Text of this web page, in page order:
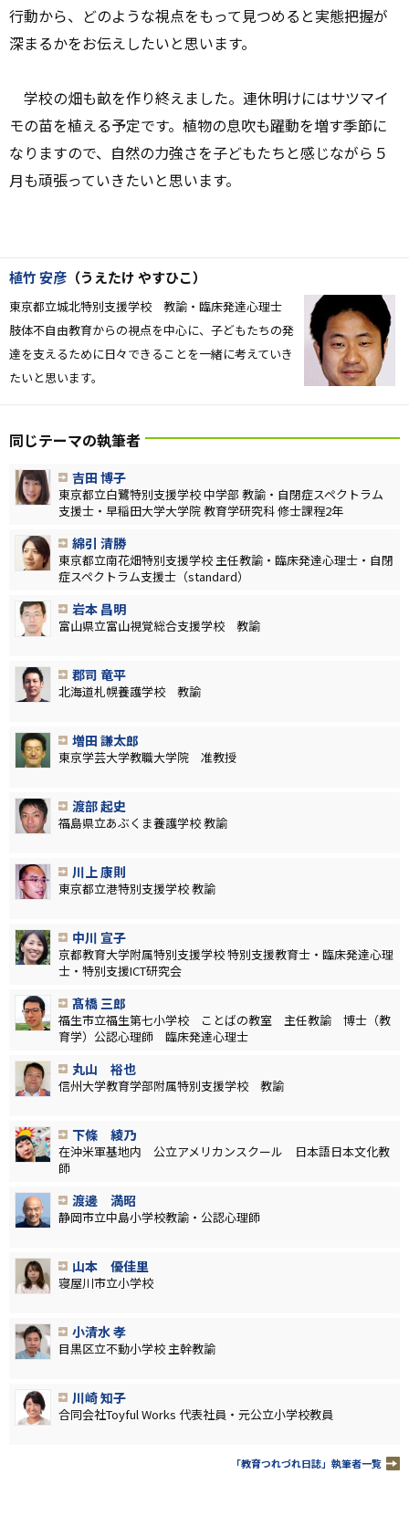
行動から、どのような視点をもって見つめると実態把握が
深まるかをお伝えしたいと思います。
学校の畑も畝を作り終えました。連休明けにはサツマイ
モの苗を植える予定です。植物の息吹も躍動を増す季節に
なりますので、自然の力強さを子どもたちと感じながら５
月も頑張っていきたいと思います。
植竹 安彦 （うえたけ やすひこ）
東京都立城北特別支援学校 教諭・臨床発達心理士
肢体不自由教育からの視点を中心に、子どもたちの発
達を支えるために日々できることを一緒に考えていき
たいと思います。
同じテーマの執筆者
吉田 博子
東京都立白鷺特別支援学校 中学部 教諭・自閉症スペクトラム
支援士・早稲田大学大学院 教育学研究科 修士課程2年
綿引 清勝
東京都立南花畑特別支援学校 主任教諭・臨床発達心理士・自閉
症スペクトラム支援士（standard）
岩本 昌明
富山県立富山視覚総合支援学校 教諭
郡司 竜平
北海道札幌養護学校 教諭
増田 謙太郎
東京学芸大学教職大学院 准教授
渡部 起史
福島県立あぶくま養護学校 教諭
川上 康則
東京都立港特別支援学校 教諭
中川 宣子
京都教育大学附属特別支援学校 特別支援教育士・臨床発達心理
士・特別支援ICT研究会
髙橋 三郎
福生市立福生第七小学校 ことばの教室 主任教諭 博士（教
育学）公認心理師 臨床発達心理士
丸山 裕也
信州大学教育学部附属特別支援学校 教諭
下條 綾乃
在沖米軍基地内 公立アメリカンスクール 日本語日本文化教
師
渡邊 満昭
静岡市立中島小学校教諭・公認心理師
山本 優佳里
寝屋川市立小学校
小清水 孝
目黒区立不動小学校 主幹教諭
川崎 知子
合同会社Toyful Works 代表社員・元公立小学校教員
「教育つれづれ日誌」執筆者一覧